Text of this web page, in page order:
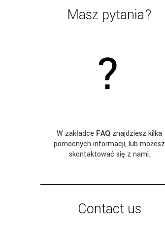
Masz pytania?
W zakładce FAQ znajdziesz kilka
pomocnych informacji, lub możesz
skontaktować się z nami.
Contact us